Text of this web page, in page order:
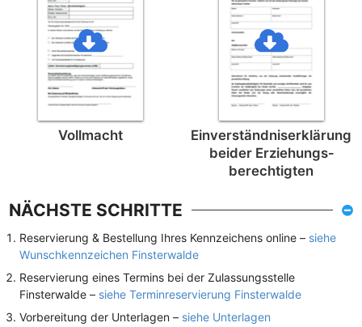
Vollmacht
Einverständnis­erklärung
beider Erziehungs­
berechtigten
NÄCHSTE SCHRITTE
Reservierung & Bestellung Ihres Kennzeichens online – siehe
Wunschkennzeichen Finsterwalde
Reservierung eines Termins bei der Zulassungsstelle
Finsterwalde – siehe Terminreservierung Finsterwalde
Vorbereitung der Unterlagen – siehe Unterlagen